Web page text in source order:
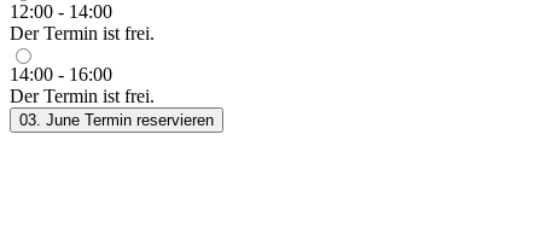
12:00 - 14:00
Der Termin ist frei.
14:00 - 16:00
Der Termin ist frei.
03. June Termin reservieren